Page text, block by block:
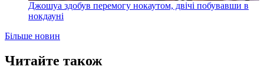
Джошуа здобув перемогу нокаутом, двічі побувавши в
нокдауні
Більше новин
Читайте також